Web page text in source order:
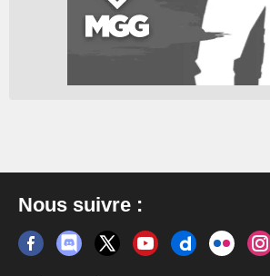
Nous suivre :